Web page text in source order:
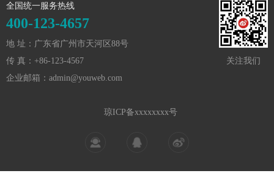
全国统一服务热线
400-123-4657
地 址：广东省广州市天河区88号
传 真：+86-123-4567
企业邮箱：admin@youweb.com
关注我们
琼ICP备xxxxxxxx号